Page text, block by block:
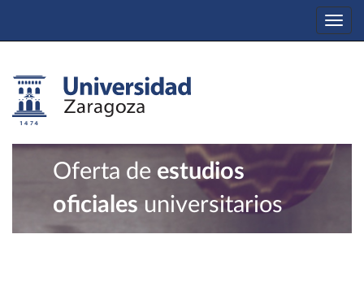
Oferta de estudios
oficiales universitarios